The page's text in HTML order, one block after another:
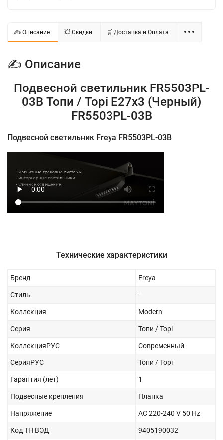
✍ Описание 💥 Скидки 🛒 Доставка и Оплата
✍ Описание
Подвесной светильник FR5503PL-
03B Топи / Topi E27x3 (Черный)
FR5503PL-03B
Подвесной светильник Freya FR5503PL-03B
Технические характеристики
Бренд Freya
Стиль -
Коллекция Modern
Серия Топи / Topi
КоллекцияРУС Современный
СерияРУС Топи / Topi
Гарантия (лет) 1
Подвесные крепления Планка
Напряжение AC 220-240 V 50 Hz
Код ТН ВЭД 9405190032